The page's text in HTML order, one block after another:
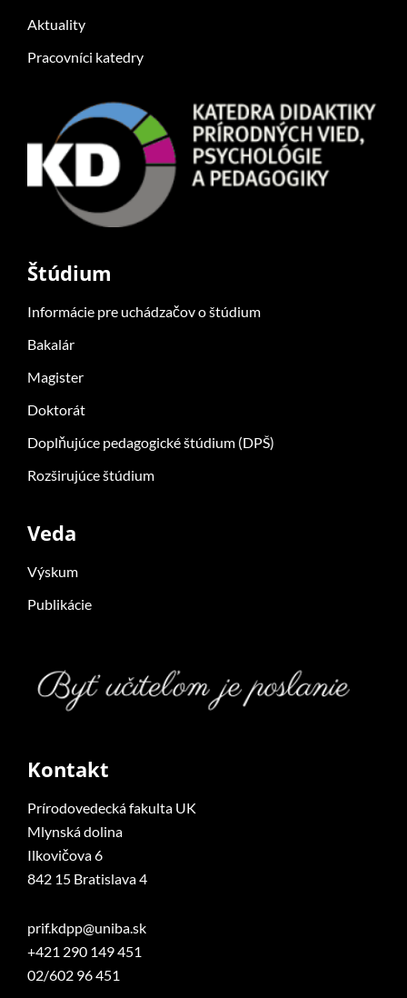
Aktuality
Pracovníci katedry
Štúdium
Informácie pre uchádzačov o štúdium
Bakalár
Magister
Doktorát
Doplňujúce pedagogické štúdium (DPŠ)
Rozširujúce štúdium
Veda
Výskum
Publikácie
Kontakt
Prírodovedecká fakulta UK
Mlynská dolina
Ilkovičova 6
842 15 Bratislava 4
prif.kdpp@uniba.sk
+421 290 149 451
02/602 96 451